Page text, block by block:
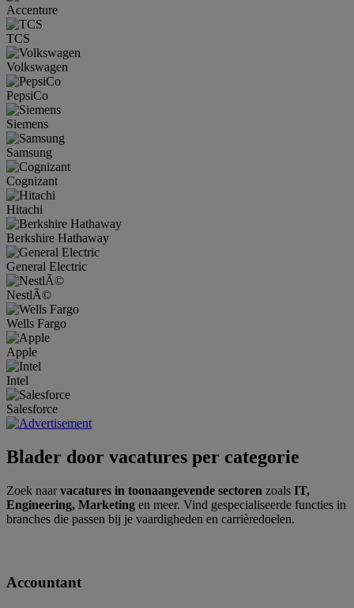
Accenture
TCS
Volkswagen
PepsiCo
Siemens
Samsung
Cognizant
Hitachi
Berkshire Hathaway
General Electric
NestlÃ©
Wells Fargo
Apple
Intel
Salesforce
Blader door vacatures per categorie
Zoek naarvacatures in toonaangevende sectoren zoals IT,
Engineering, Marketing en meer. Vind gespecialiseerde functies in
branches die passen bij je vaardigheden en carrièredoelen.
Accountant